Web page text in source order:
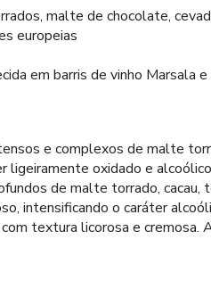
malte de chocolate,
europeias
em barris de vinho Marsala
e complexos de malte
ligeiramente oxidado e
de malte torrado, cacau,
intensificando o caráter
com textura licorosa e cremosa.